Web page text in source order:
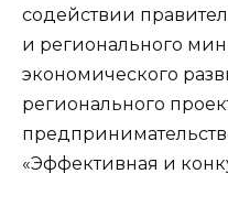
содействии
и регионального
экономического
регионального
«Эффективная и